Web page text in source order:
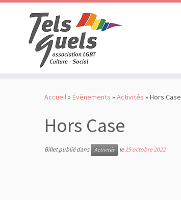
Accueil» Évènements » Activités » Hors Case
Hors Case
Billet publié dans Activités le25 octobre 2022